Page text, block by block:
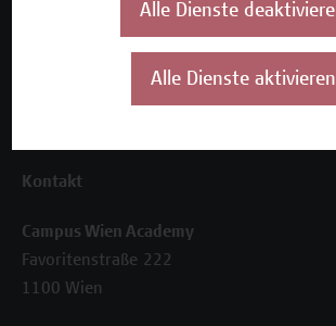
Die Campus Wien Academy
Kontakt
Campus Wien Academy
Favoritenstraße 222
1100 Wien
Alle Dienste
Alle Dienste aktivieren